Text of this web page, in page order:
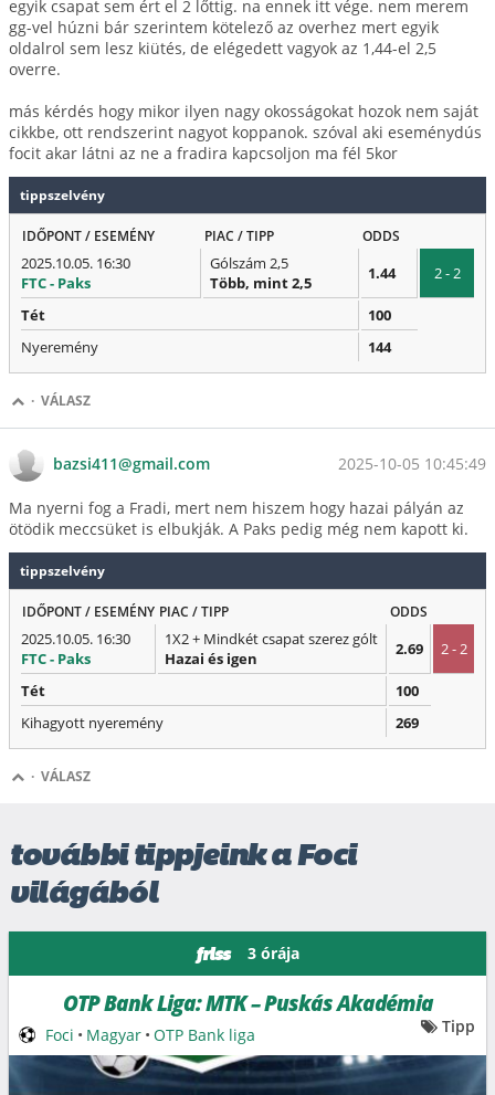
egyik csapat sem ért el 2 lőttig. na ennek itt vége. nem merem
gg-vel húzni bár szerintem kötelező az overhez mert egyik
oldalrol sem lesz kiütés, de elégedett vagyok az 1,44-el 2,5
overre.
más kérdés hogy mikor ilyen nagy okosságokat hozok nem saját
cikkbe, ott rendszerint nagyot koppanok. szóval aki eseménydús
focit akar látni az ne a fradira kapcsoljon ma fél 5kor
tippszelvény
IDŐPONT / ESEMÉNY PIAC / TIPP ODDS
2025.10.05. 16:30
FTC - Paks
Gólszám 2,5
Több, mint 2,5
1.44 2 - 2
Tét
100
Nyeremény
144
· VÁLASZ
bazsi411@gmail.com 2025-10-05 10:45:49
Ma nyerni fog a Fradi, mert nem hiszem hogy hazai pályán az
ötödik meccsüket is elbukják. A Paks pedig még nem kapott ki.
tippszelvény
IDŐPONT / ESEMÉNY PIAC / TIPP ODDS
2025.10.05. 16:30
FTC - Paks
1X2 + Mindkét csapat szerez gólt
Hazai és igen
2.69 2 - 2
Tét
100
Kihagyott nyeremény
269
· VÁLASZ
további tippjeink a Foci
világából
friss 3 órája
OTP Bank Liga: MTK – Puskás Akadémia
Foci • Magyar • OTP Bank liga Tipp